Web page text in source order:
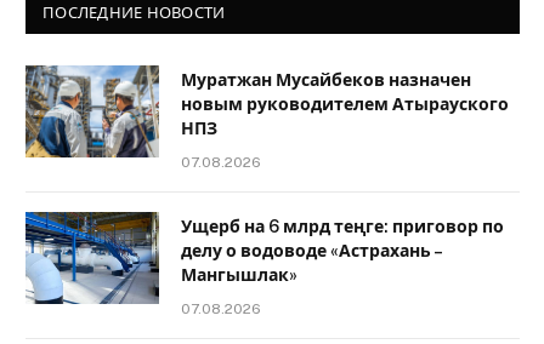
ПОСЛЕДНИЕ НОВОСТИ
Муратжан Мусайбеков назначен
новым руководителем Атырауского
НПЗ
07.08.2026
Ущерб на 6 млрд теңге: приговор по
делу о водоводе «Астрахань –
Мангышлак»
07.08.2026